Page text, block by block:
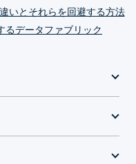
いとそれらを回避する方法
るデータファブリック